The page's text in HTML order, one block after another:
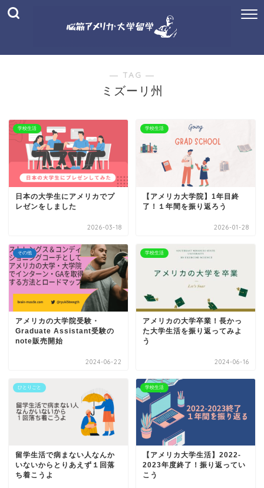
― TAG ―
ミズーリ州
学校生活
日本の大学生にアメリカでプ
レゼンをしました
2026-03-18
学校生活
【アメリカ大学院】1年目終
了！１年間を振り返ろう
2026-01-28
その他
アメリカの大学院受験・
Graduate Assistant受験の
note販売開始
2024-06-22
学校生活
アメリカの大学卒業！長かっ
た大学生活を振り返ってみよ
う
2024-06-16
ひとりごと
留学生活で病まない人なんか
いないからとりあえず１回落
ち着こうよ
学校生活
【アメリカ大学生活】2022-
2023年度終了！振り返ってい
こう